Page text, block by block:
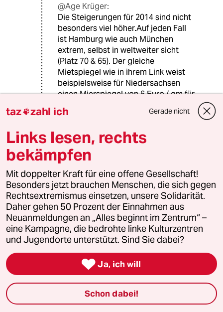
@Age Krüger:
Die Steigerungen für 2014 sind nicht
besonders viel höher.Auf jeden Fall
ist Hamburg wie auch München
extrem, selbst in weltweiter sicht
(Platz 70 & 65). Der gleiche
Mietspiegel wie in ihrem Link weist
beispielsweise für Niedersachsen
einen Mierspiegel von 6 Euro / qm für
Wohnungen ab 40 qm aus.
AK Age Krüger
02.01.2015
@Arcy Shtoink:
Sie redet aber von Hamburg.
Niedersachsen ist ein bisschen
größer. Hier im Hochmoor gibt es
ggf. auch Häuser für noch 20000 € zu
kaufen. Aber der Weg nach Hamburg,
wenn man da arbeiten würde, wäre
etwas weit.Das ist nur was für
Rentner und Privatiers.
Arcy Shtoink
taz zahl ich Gerade nicht
Links lesen, rechts
bekämpfen
Mit doppelter Kraft für eine offene Gesellschaft!
Besonders jetzt brauchen Menschen, die sich gegen
Rechtsextremismus einsetzen, unsere Solidarität.
Daher gehen 50 Prozent der Einnahmen aus
Neuanmeldungen an „Alles beginnt im Zentrum“ –
eine Kampagne, die bedrohte linke Kulturzentren
und Jugendorte unterstützt. Sind Sie dabei?
 Ja, ich will
Schon dabei!